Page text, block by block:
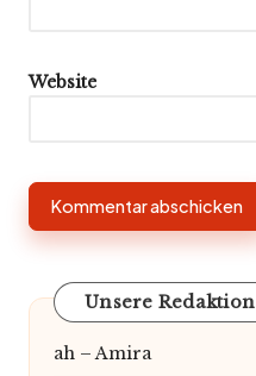
Website
Unsere Redaktion
ah – Amira